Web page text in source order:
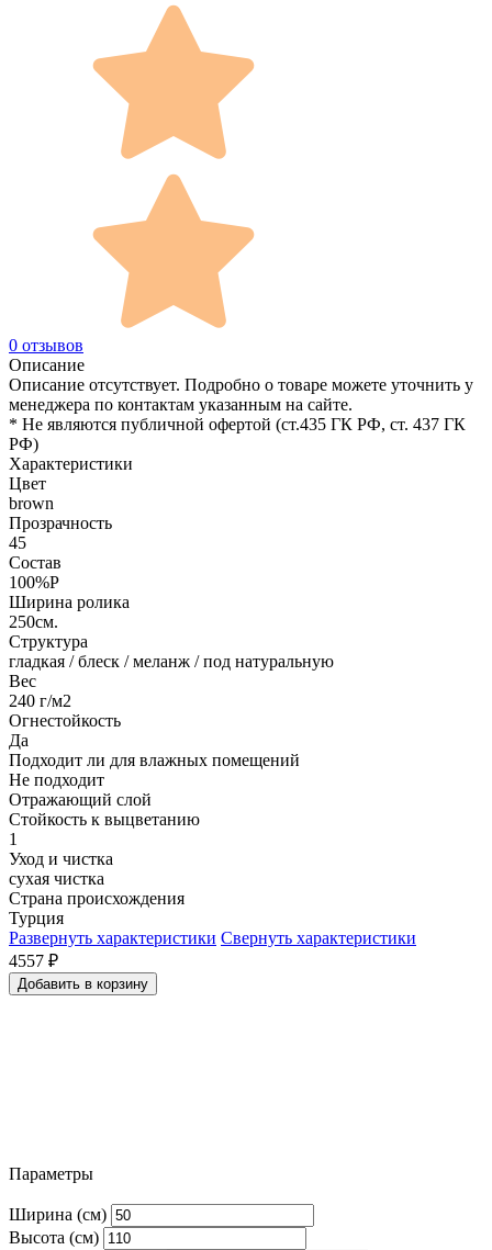
0 отзывов
Описание
Описание отсутствует. Подробно о товаре можете уточнить у
менеджера по контактам указанным на сайте.
* Не являются публичной офертой (ст.435 ГК РФ, cт. 437 ГК
РФ)
Характеристики
Цвет
brown
Прозрачность
45
Состав
100%P
Ширина ролика
250см.
Структура
гладкая / блеск / меланж / под натуральную
Вес
240 г/м2
Огнестойкость
Да
Подходит ли для влажных помещений
Не подходит
Отражающий слой
Стойкость к выцветанию
1
Уход и чистка
сухая чистка
Страна происхождения
Турция
Развернуть характеристики Свернуть характеристики
4557 ₽
Добавить в корзину
Параметры
Ширина (см)
Высота (см)